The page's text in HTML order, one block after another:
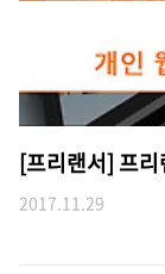
[프리랜서] 프
2017.11.29